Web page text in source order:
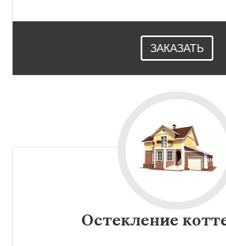
ЗАКАЗАТЬ
Остекление